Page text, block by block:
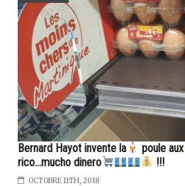
Bernard Hayot invente la poule aux
rico...mucho dinero
!!!
OCTOBRE 11TH, 2018